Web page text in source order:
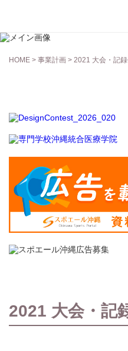
HOME > 事業計画 > 2021 大会・記
2021 大会・記